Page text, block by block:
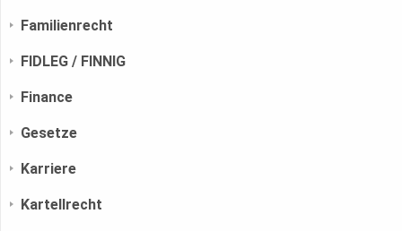
Familienrecht
FIDLEG / FINNIG
Finance
Gesetze
Karriere
Kartellrecht